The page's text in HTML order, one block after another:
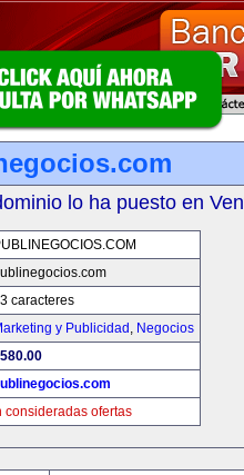
lo ha puesto en
caracteres
y Publicidad , Negocios
consideradas ofertas